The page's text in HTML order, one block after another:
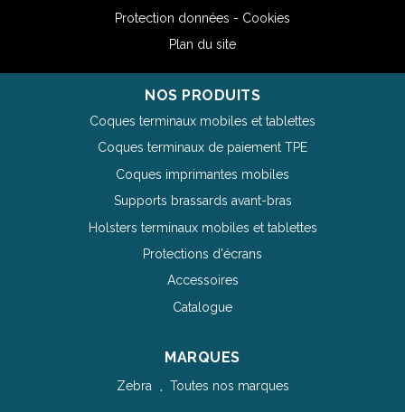
NOS PRODUITS
Coques terminaux mobiles et tablettes
Coques terminaux de paiement TPE
Coques imprimantes mobiles
Supports brassards avant-bras
Holsters terminaux mobiles et tablettes
Protections d'écrans
Accessoires
Catalogue
MARQUES
Zebra Toutes nos marques
Protection données - Cookies
Plan du site